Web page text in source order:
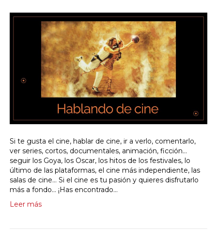
Si te gusta el cine, hablar de cine, ir a verlo, comentarlo,
ver series, cortos, documentales, animación, ficción…
seguir los Goya, los Oscar, los hitos de los festivales, lo
último de las plataformas, el cine más independiente, las
salas de cine… Si el cine es tu pasión y quieres disfrutarlo
más a fondo… ¡Has encontrado…
Leer más